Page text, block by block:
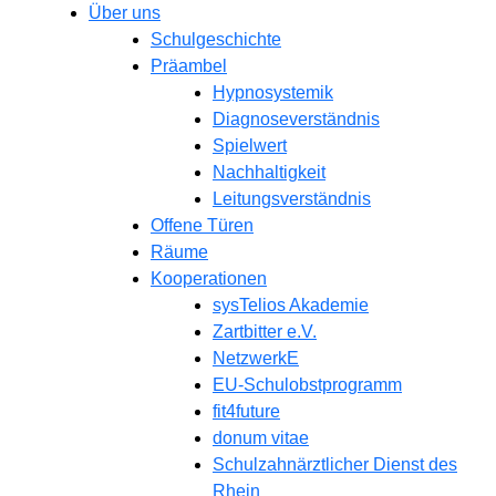
Über uns
Schulgeschichte
Präambel
Hypnosystemik
Diagnoseverständnis
Spielwert
Nachhaltigkeit
Leitungsverständnis
Offene Türen
Räume
Kooperationen
sysTelios Akademie
Zartbitter e.V.
NetzwerkE
EU-Schulobstprogramm
fit4future
donum vitae
Schulzahnärztlicher Dienst des
Rhein